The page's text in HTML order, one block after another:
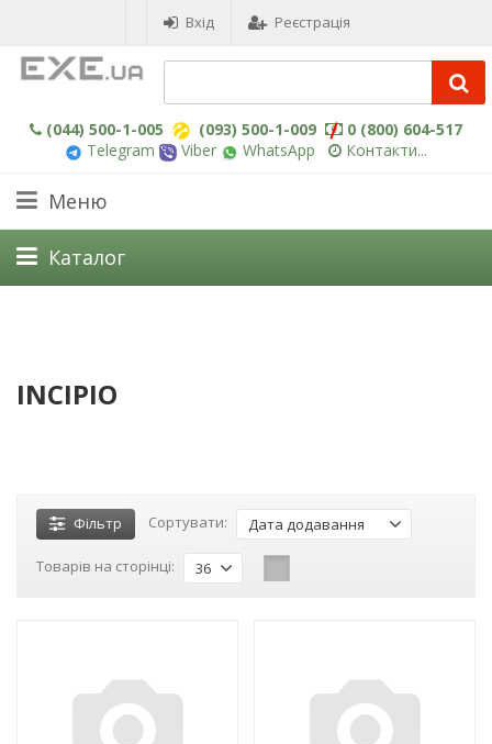
Вхід Реєстрація
(044) 500-1-005 (093) 500-1-009
0 (800) 604-517
Telegram
Viber WhatsApp Контакти...
Меню
Каталог
INCIPIO
Фільтр Сортувати: Дата додавання
Товарів на сторінці: 36